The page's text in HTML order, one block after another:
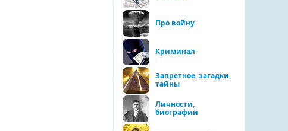
Про войну
Криминал
Запретное, загадки,
тайны
Личности,
биографии